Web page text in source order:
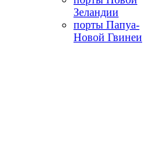
Зеландии
порты Папуа-
Новой Гвинеи